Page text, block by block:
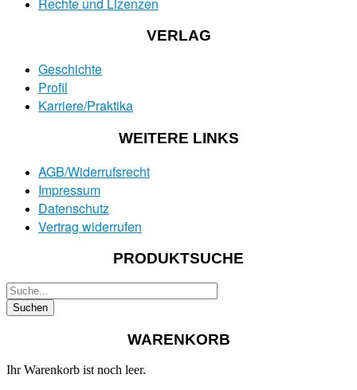
VERLAG
Geschichte
Profil
Karriere/Praktika
WEITERE LINKS
AGB/Widerrufsrecht
Impressum
Datenschutz
Vertrag widerrufen
PRODUKTSUCHE
WARENKORB
Ihr Warenkorb ist noch leer.